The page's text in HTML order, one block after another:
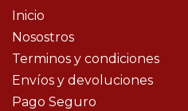
Inicio
Nosostros
Terminos y condiciones
Envíos y devoluciones
Pago Seguro